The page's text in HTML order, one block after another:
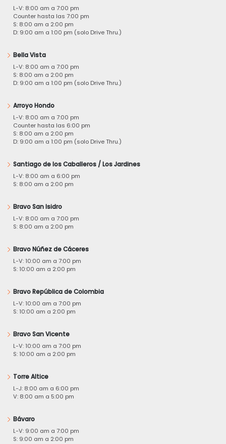
L-V: 8:00 am a 7:00 pm
Counter hasta las 7:00 pm
S: 8:00 am a 2:00 pm
D: 9:00 am a 1:00 pm (solo Drive Thru.)
Bella Vista
L-V: 8:00 am a 7:00 pm
S: 8:00 am a 2:00 pm
D: 9:00 am a 1:00 pm (solo Drive Thru.)
Arroyo Hondo
L-V: 8:00 am a 7:00 pm
Counter hasta las 6:00 pm
S: 8:00 am a 2:00 pm
D: 9:00 am a 1:00 pm (solo Drive Thru.)
Santiago de los Caballeros / Los Jardines
L-V: 8:00 am a 6:00 pm
S: 8:00 am a 2:00 pm
Bravo San Isidro
L-V: 8:00 am a 7:00 pm
S: 8:00 am a 2:00 pm
Bravo Núñez de Cáceres
L-V: 10:00 am a 7:00 pm
S: 10:00 am a 2:00 pm
Bravo República de Colombia
L-V: 10:00 am a 7:00 pm
S: 10:00 am a 2:00 pm
Bravo San Vicente
L-V: 10:00 am a 7:00 pm
S: 10:00 am a 2:00 pm
Torre Altice
L-J: 8:00 am a 6:00 pm
V: 8:00 am a 5:00 pm
Bávaro
L-V: 9:00 am a 7:00 pm
S: 9:00 am a 2:00 pm